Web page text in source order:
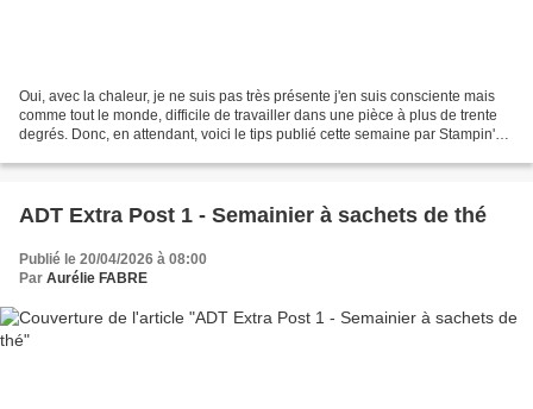
Oui, avec la chaleur, je ne suis pas très présente j'en suis consciente mais
comme tout le monde, difficile de travailler dans une pièce à plus de trente
degrés. Donc, en attendant, voici le tips publié cette semaine par Stampin'Up
ADT Extra Post 1 - Semainier à sachets de thé
Publié le 20/04/2026 à 08:00
Par Aurélie FABRE